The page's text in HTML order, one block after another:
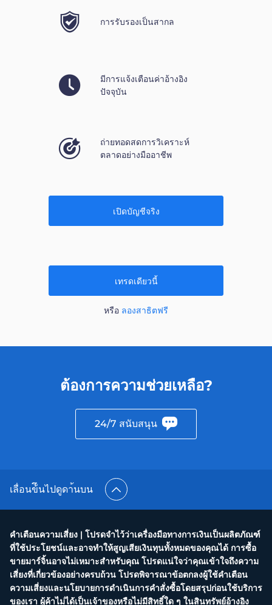
การรับรองเป็นสากล
มีการแจ้งเตือนค่าอ้างอิง
ปัจจุบัน
ถ่ายทอดสดการวิเคราะห์
ตลาดอย่างมืออาชีพ
เปิดบัญชีจริง
เทรดเดียวนี้
หรือ ลองสาธิตฟรี
ต้องการความช่วยเหลือ?
24/7 สนับสนุน
เลื่อนข้ึนไปดูดา้นบน
คำเตือนความเสี่ยง | โปรดจำไว้ว่าเครื่องมือทางการเงินเป็นผลิตภัณฑ์
ที่ใช้ประโยชน์และอาจทำให้สูญเสียเงินทุนทั้งหมดของคุณได้ การซื้อ
ขายมาร์จิ้นอาจไม่เหมาะสำหรับคุณ โปรดแน่ใจว่าคุณเข้าใจถึงความ
เสี่ยงที่เกี่ยวข้องอย่างครบถ้วน โปรดพิจารณาข้อตกลงผู้ใช้คำเตือน
ความเสี่ยงและนโยบายการดำเนินการคำสั่งซื้อโดยสรุปก่อนใช้บริการ
ของเรา ผู้ค้าไม่ได้เป็นเจ้าของหรือไม่มีสิทธิ์ใด ๆ ในสินทรัพย์อ้างอิง